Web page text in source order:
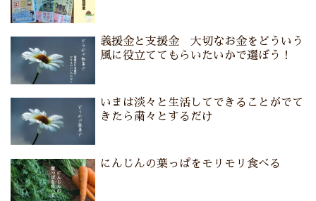
義援金と支援金 大切なお金をどういう
風に役立ててもらいたいかで選ぼう！
いまは淡々と生活してできることがでて
きたら粛々とするだけ
にんじんの葉っぱをモリモリ食べる